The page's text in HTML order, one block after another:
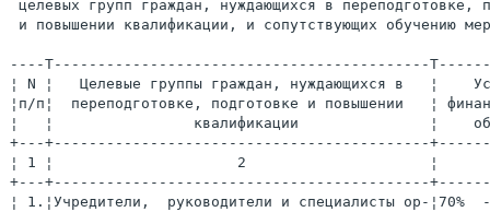
целевых групп граждан, нуждающихся в переподготовке,
и повышении квалификации, и сопутствующих обучению
----T-------------------------------------------
¦ N ¦   Целевые группы граждан, нуждающихся в   ¦
¦п/п¦  переподготовке, подготовке и повышении   ¦
¦   ¦                квалификации               ¦
+---+-------------------------------------------
¦ 1 ¦                     2                     ¦
+---+-------------------------------------------
¦ 1.¦Учредители,  руководители и специалисты ор-¦70%